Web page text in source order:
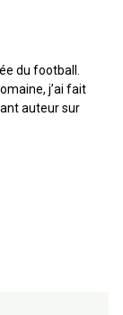
du football.
j’ai fait
auteur sur